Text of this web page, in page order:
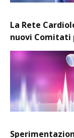
La Rete
nuovi